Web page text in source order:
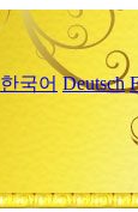
한국어 Deutsch